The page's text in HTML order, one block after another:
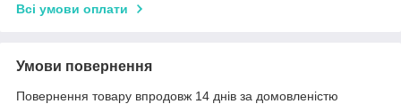
Всі умови оплати
Умови повернення
Повернення товару впродовж 14 днів за домовленістю